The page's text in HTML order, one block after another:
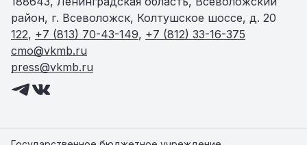
Амбулатории и ФАПы
Родильный дом
Центр здоровья
Статьи
Пресс-служба
Новости
Контакты
район, г. Всеволожск, Колтушское шоссе, д. 20
122, +7 (813) 70-43-149, +7 (812) 33-16-375
cmo@vkmb.ru
press@vkmb.ru